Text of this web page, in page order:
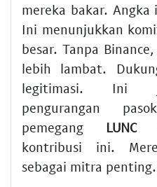
mereka bakar.
Ini menunjukkan
besar. Tanpa
lebih lambat.
legitimasi. Ini
pengurangan
pemegang LUNC
kontribusi ini.
sebagai mitra penting.